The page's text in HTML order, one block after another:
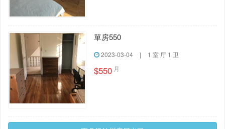
單房550
2023-03-04 | 1 室 厅 1 卫
$550 月